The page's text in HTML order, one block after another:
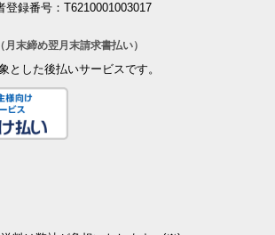
登録番号：T6210001003017
（月末締め翌月末請求書払い）
とした後払いサービスです。